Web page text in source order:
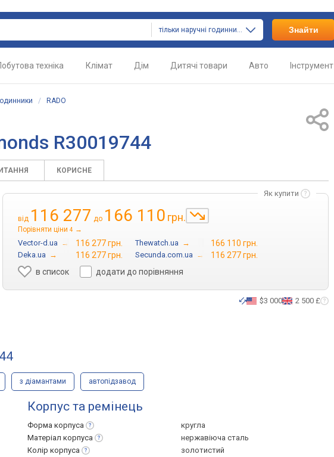
тільки наручні годинники Знайти
техніка Клімат Дім Дитячі товари Авто Інструмент
/ RADO
R30019744
КОРИСНЕ
Як купити
від 116 277 до 166 110 грн.
Порівняти ціни 4 →
Vector-d.ua → 116 277 грн. Thewatch.ua → 166 110 грн.
Deka.ua → 116 277 грн. Secunda.com.ua →
116 277 грн.
в список
додати до порівняння
$3 000 2 500 £
з діамантами автопідзавод
Корпус та ремінець
Форма корпуса
кругла
Матеріал корпуса
нержавіюча сталь
Колір корпуса
золотистий